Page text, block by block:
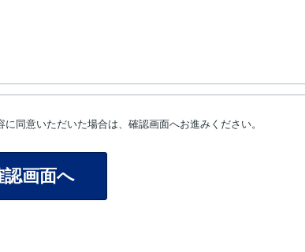
同意いただいた場合は、確認画面へお進みください。